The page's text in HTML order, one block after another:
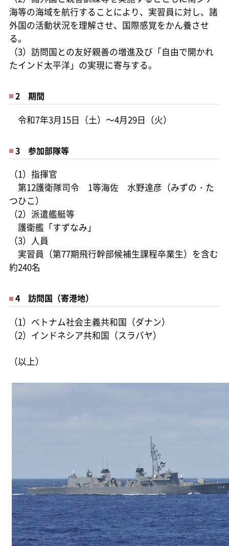
海等の海域を航行することにより、実習員に対し、諸
外国の活動状況を理解させ、国際感覚をかん養させ
る。
（3）訪問国との友好親善の増進及び「自由で開かれ
たインド太平洋」の実現に寄与する。
2 期間
令和7年3月15日（土）～4月29日（火）
3 参加部隊等
（1）指揮官
第12護衛隊司令 1等海佐 水野達彦（みずの・た
つひこ）
（2）派遣艦艇等
護衛艦「すずなみ」
（3）人員
実習員（第77期飛行幹部候補生課程卒業生）を含む
約240名
4 訪問国（寄港地）
（1）ベトナム社会主義共和国（ダナン）
（2）インドネシア共和国（スラバヤ）
（以上）